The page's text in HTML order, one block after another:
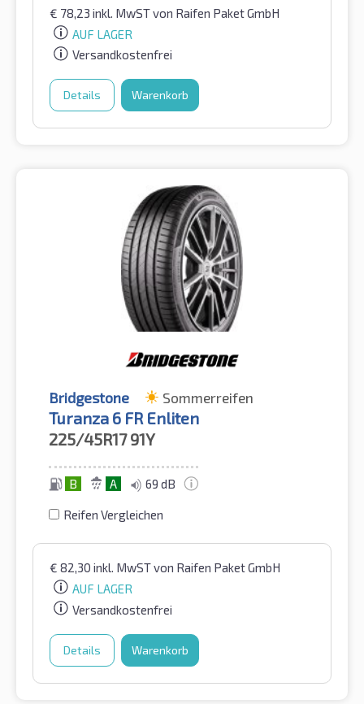
€ 78,23 inkl. MwSTvon Raifen Paket GmbH
AUF LAGER
Versandkostenfrei
Details Warenkorb
Bridgestone Sommerreifen
Turanza 6 FR Enliten
225/45R17 91Y
B A 69 dB
Reifen Vergleichen
€ 82,30 inkl. MwSTvon Raifen Paket GmbH
AUF LAGER
Versandkostenfrei
Details Warenkorb